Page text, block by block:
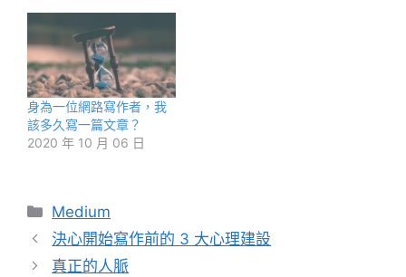
身為一位網路寫作者，我
該多久寫一篇文章？
2020 年 10 月 06 日
分
類
Medium
決心開始寫作前的 3 大心理建設
真正的人脈